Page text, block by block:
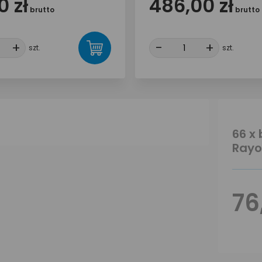
zł brutto
+ +
szt.
486,00 zł brutto
- + +
szt.
66 x